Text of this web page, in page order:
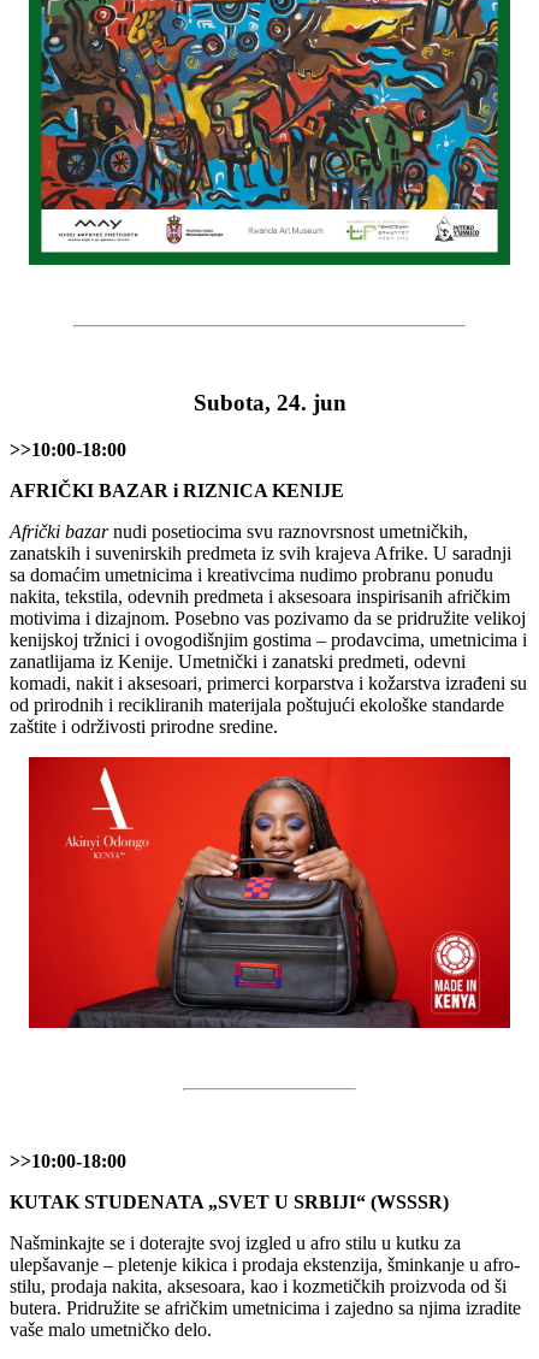
Subota, 24. jun
>>10:00-18:00
AFRIČKI BAZAR i RIZNICA KENIJE
Afrički bazarnudi posetiocima svu raznovrsnost umetničkih,
zanatskih i suvenirskih predmeta iz svih krajeva Afrike. U saradnji
sa domaćim umetnicima i kreativcima nudimo probranu ponudu
nakita, tekstila, odevnih predmeta i aksesoara inspirisanih afričkim
motivima i dizajnom. Posebno vas pozivamo da se pridružite velikoj
kenijskoj tržnici i ovogodišnjim gostima – prodavcima, umetnicima i
zanatlijama iz Kenije. Umetnički i zanatski predmeti, odevni
komadi, nakit i aksesoari, primerci korparstva i kožarstva izrađeni su
od prirodnih i recikliranih materijala poštujući ekološke standarde
zaštite i održivosti prirodne sredine.
>>10:00-18:00
KUTAK STUDENATA „SVET U SRBIJI“ (WSSSR)
Našminkajte se i doterajte svoj izgled u afro stilu u kutku za
ulepšavanje – pletenje kikica i prodaja ekstenzija, šminkanje u afro-
stilu, prodaja nakita, aksesoara, kao i kozmetičkih proizvoda od ši
butera. Pridružite se afričkim umetnicima i zajedno sa njima izradite
vaše malo umetničko delo.